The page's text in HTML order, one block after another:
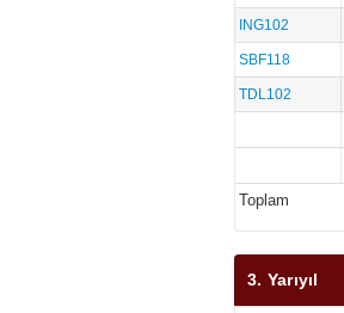
ING102
SBF118
TDL102
Toplam
3. Yarıyıl